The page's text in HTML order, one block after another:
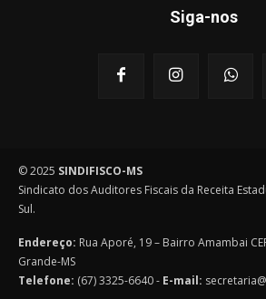
Siga-nos
© 2025 SINDIFISCO-MS
Sindicato dos Auditores Fiscais da Receita
Sul.
Endereço: Rua Aporé, 19 – Bairro Amambai
Grande-MS
Telefone: (67) 3325-6640 - E-mail: